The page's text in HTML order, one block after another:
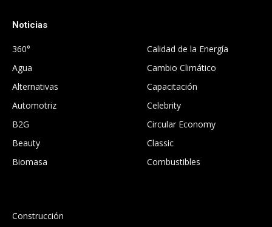
Noticias
360°
Agua
Alternativas
Automotriz
B2G
Beauty
Biomasa
Calidad de la Energía
Cambio Climático
Capacitación
Celebrity
Circular Economy
Classic
Combustibles
Construcción